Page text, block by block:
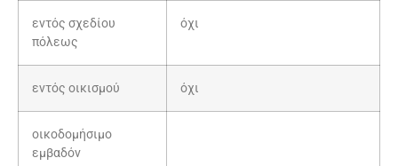
εντός σχεδίου
πόλεως
όχι
εντός οικισμού όχι
οικοδομήσιμο
εμβαδόν